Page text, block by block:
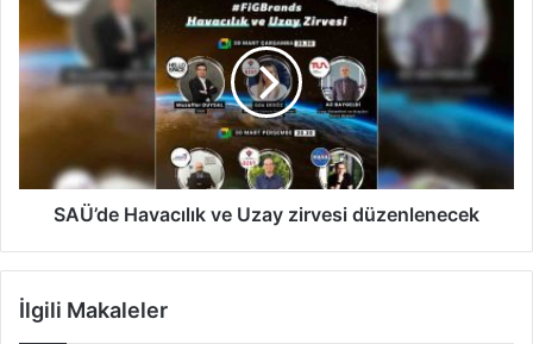
Havacılık
ve
Uzay
zirvesi
düzenlenecek
SAÜ’de Havacılık ve Uzay zirvesi düzenlenecek
İlgili Makaleler